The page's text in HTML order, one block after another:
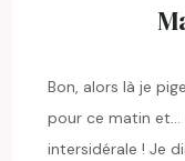
Bon, alors là je
pour ce matin et…
intersidérale ! Je